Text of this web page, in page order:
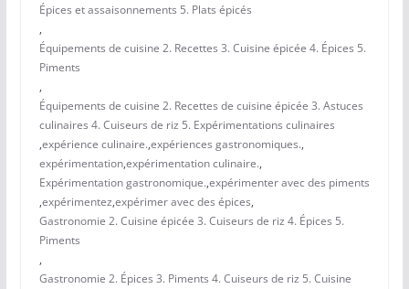
Épices et assaisonnements 5. Plats épicés
,
Équipements de cuisine 2. Recettes 3. Cuisine épicée 4. Épices 5.
Piments
,
Équipements de cuisine 2. Recettes de cuisine épicée 3. Astuces
culinaires 4. Cuiseurs de riz 5. Expérimentations culinaires
,expérience culinaire.,expériences gastronomiques.,
expérimentation,expérimentation culinaire.,
Expérimentation gastronomique.,expérimenter avec des piments
,expérimentez,expérimer avec des épices,
Gastronomie 2. Cuisine épicée 3. Cuiseurs de riz 4. Épices 5.
Piments
,
Gastronomie 2. Épices 3. Piments 4. Cuiseurs de riz 5. Cuisine